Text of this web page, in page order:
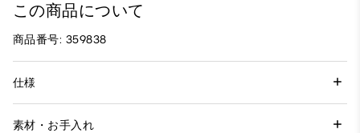
この商品について
商品番号: 359838
仕様
素材・お手入れ